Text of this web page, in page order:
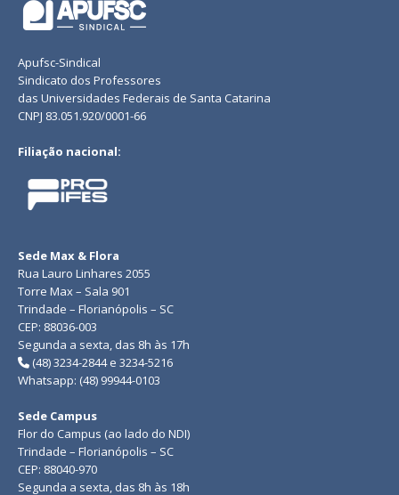
Apufsc-Sindical
Sindicato dos Professores
das Universidades Federais de Santa Catarina
CNPJ 83.051.920/0001-66
Filiação nacional:
Sede Max & Flora
Rua Lauro Linhares 2055
Torre Max – Sala 901
Trindade – Florianópolis – SC
CEP: 88036-003
Segunda a sexta, das 8h às 17h
(48) 3234-2844 e 3234-5216
Whatsapp: (48) 99944-0103
Sede Campus
Flor do Campus (ao lado do NDI)
Trindade – Florianópolis – SC
CEP: 88040-970
Segunda a sexta, das 8h às 18h